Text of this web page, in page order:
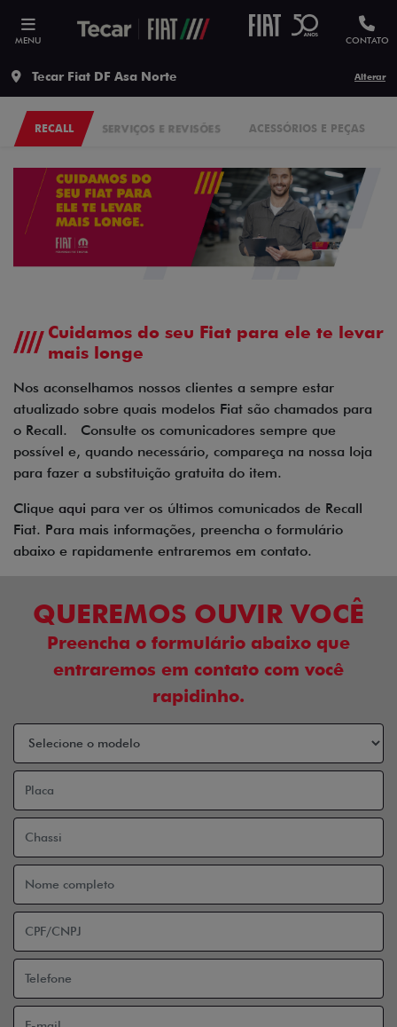
MENU CONTATO
Tecar Fiat DF Asa Norte Alterar
SERVIÇOS E REVISÕES ACESSÓRIOS E PEÇAS
RECALL
Cuidamos do seu Fiat para ele te levar
mais longe
Nos aconselhamos nossos clientes a sempre estar
atualizado sobre quais modelos Fiat são chamados para
o Recall. Consulte os comunicadores sempre que
possível e, quando necessário, compareça na nossa loja
para fazer a substituição gratuita do item.
Clique aqui para ver os últimos comunicados de Recall
Fiat. Para mais informações, preencha o formulário
abaixo e rapidamente entraremos em contato.
QUEREMOS OUVIR VOCÊ
Preencha o formulário abaixo que
entraremos em contato com você
rapidinho.